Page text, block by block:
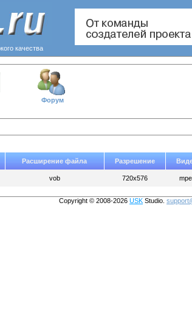
качества
Форум
Расширение файла Разрешение
vob 720x576
Copyright © 2008-2026 USK Studio.